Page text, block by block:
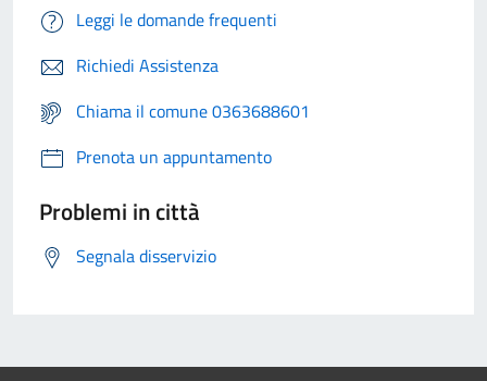
Leggi le domande frequenti
Richiedi Assistenza
Chiama il comune 0363688601
Prenota un appuntamento
Problemi in città
Segnala disservizio